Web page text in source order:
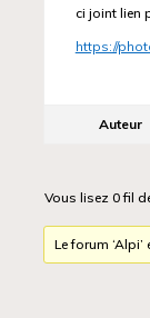
ci joint lien
https://
Auteur
Vous lisez 0 fil
Le forum